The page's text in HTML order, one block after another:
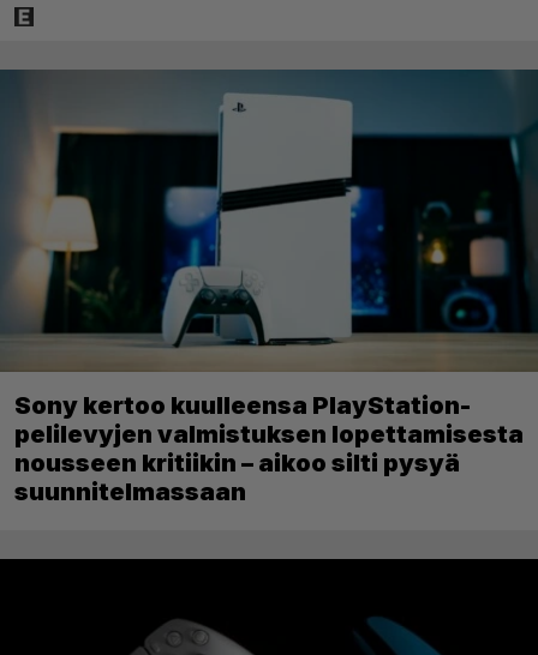
Sony kertoo kuulleensa PlayStation-
pelilevyjen valmistuksen lopettamisesta
nousseen kritiikin – aikoo silti pysyä
suunnitelmassaan